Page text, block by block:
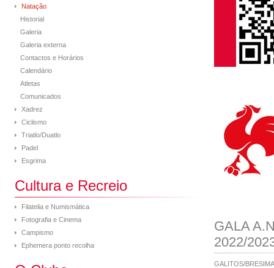
Natação
Historial
Galeria
Galeria externa
Contactos e Horários
Calendário
Atletas
Comunicados
Xadrez
Ciclismo
Triatlo/Duatlo
Padel
Esgrima
Cultura e Recreio
Filatelia e Numismática
Fotografia e Cinema
Campismo
Ephemera ponto recolha
GALA
2022/
GALITOS/